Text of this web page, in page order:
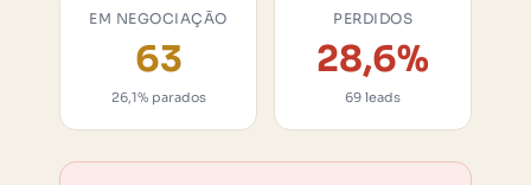
EM NEGOCIAÇÃO
63
26,1% parados
PERDIDOS
28,6%
69 leads